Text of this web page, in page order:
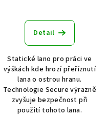
Detail
Statické lano pro práci ve
výškách kde hrozí přeříznutí
lana o ostrou hranu.
Technologie Secure výrazně
zvyšuje bezpečnost při
použití tohoto lana.